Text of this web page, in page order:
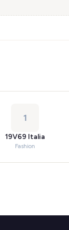
1
19V69 Italia
Fashion